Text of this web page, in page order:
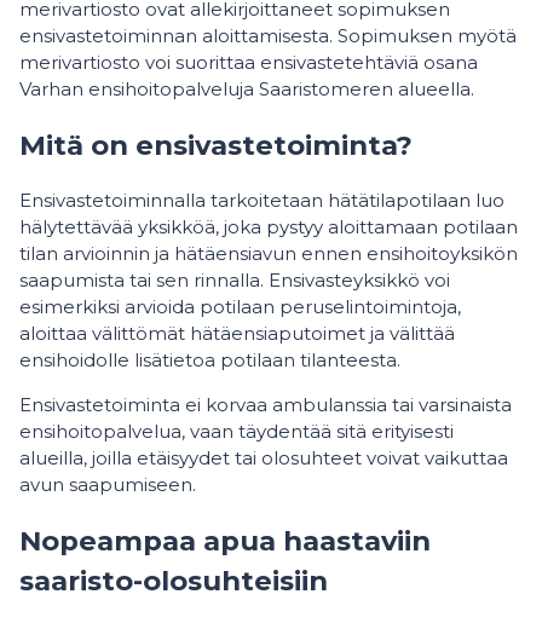
merivartiosto ovat allekirjoittaneet sopimuksen
ensivastetoiminnan aloittamisesta. Sopimuksen myötä
merivartiosto voi suorittaa ensivastetehtäviä osana
Varhan ensihoitopalveluja Saaristomeren alueella.
Mitä on ensivastetoiminta?
Ensivastetoiminnalla tarkoitetaan hätätilapotilaan luo
hälytettävää yksikköä, joka pystyy aloittamaan potilaan
tilan arvioinnin ja hätäensiavun ennen ensihoitoyksikön
saapumista tai sen rinnalla. Ensivasteyksikkö voi
esimerkiksi arvioida potilaan peruselintoimintoja,
aloittaa välittömät hätäensiaputoimet ja välittää
ensihoidolle lisätietoa potilaan tilanteesta.
Ensivastetoiminta ei korvaa ambulanssia tai varsinaista
ensihoitopalvelua, vaan täydentää sitä erityisesti
alueilla, joilla etäisyydet tai olosuhteet voivat vaikuttaa
avun saapumiseen.
Nopeampaa apua haastaviin
saaristo-olosuhteisiin